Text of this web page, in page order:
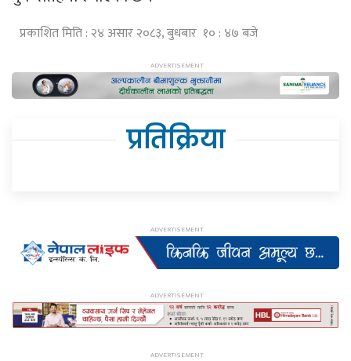
प्रकाशित मिति : २४ असार २०८३, बुधबार १० : ४७ बजे
प्रतिक्रिया